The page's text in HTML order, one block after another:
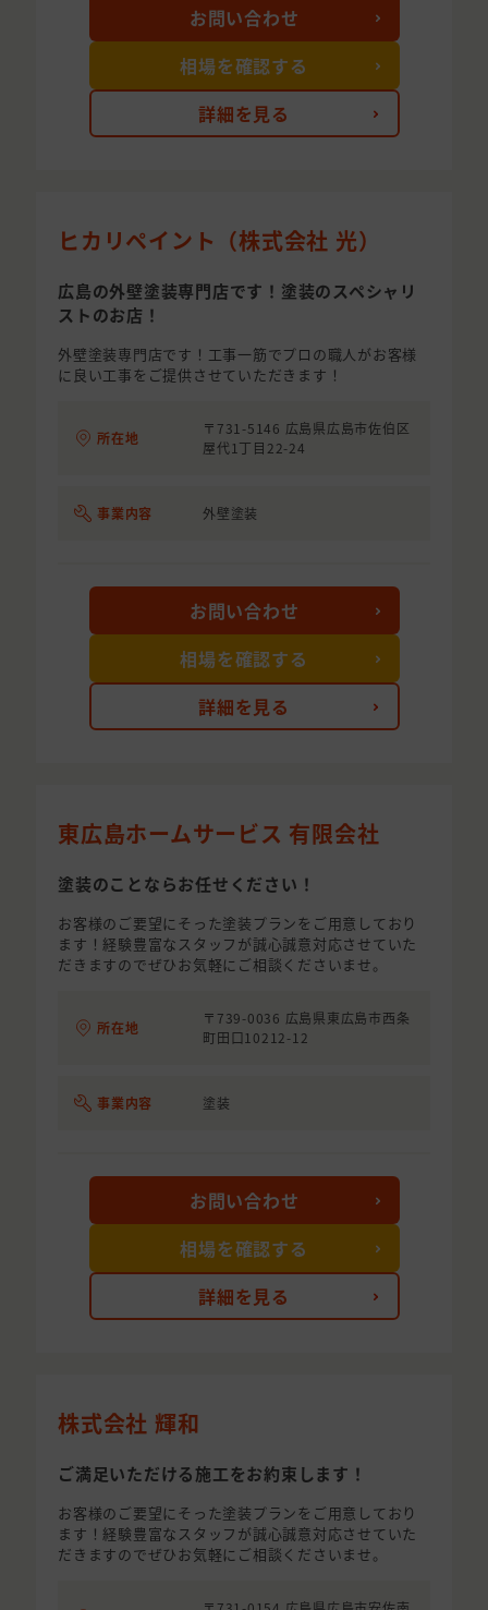
詳細を見る
お問い合わせ
相場を確認する
ヒカリペイント（株式会社 光）
広島の外壁塗装専門店です！塗装のスペシャリ
ストのお店！
外壁塗装専門店です！工事一筋でプロの職人がお客様
に良い工事をご提供させていただきます！
所在地
〒731-5146 広島県広島市佐伯区
屋代1丁目22-24
事業内容 外壁塗装
詳細を見る
お問い合わせ
相場を確認する
東広島ホームサービス 有限会社
塗装のことならお任せください！
お客様のご要望にそった塗装プランをご用意しており
ます！経験豊富なスタッフが誠心誠意対応させていた
だきますのでぜひお気軽にご相談くださいませ。
所在地
〒739-0036 広島県東広島市西条
町田口10212-12
事業内容 塗装
詳細を見る
お問い合わせ
相場を確認する
株式会社 輝和
ご満足いただける施工をお約束します！
お客様のご要望にそった塗装プランをご用意しており
ます！経験豊富なスタッフが誠心誠意対応させていた
だきますのでぜひお気軽にご相談くださいませ。